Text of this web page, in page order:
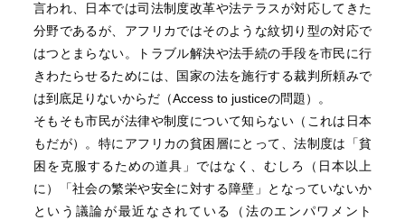
言われ、日本では司法制度改革や法テラスが対応してきた
分野であるが、アフリカではそのような紋切り型の対応で
はつとまらない。トラブル解決や法手続の手段を市民に行
きわたらせるためには、国家の法を施行する裁判所頼みで
は到底足りないからだ（Access to justiceの問題）。
そもそも市民が法律や制度について知らない（これは日本
もだが）。特にアフリカの貧困層にとって、法制度は「貧
困を克服するための道具」ではなく、むしろ（日本以上
に）「社会の繁栄や安全に対する障壁」となっていないか
という議論が最近なされている（法のエンパワメント